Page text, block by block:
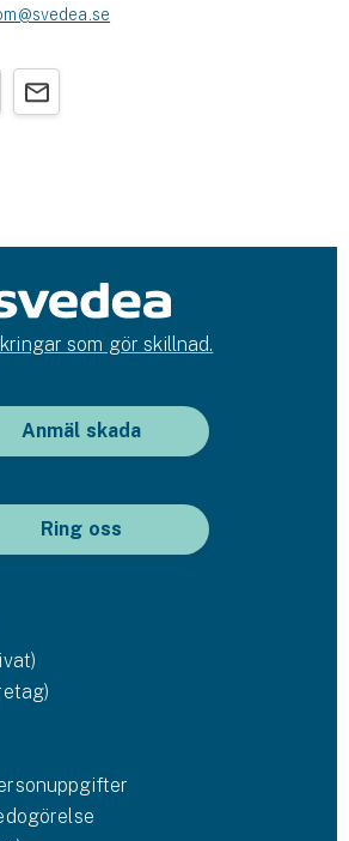
som gör skillnad.
Anmäl skada
Ring oss